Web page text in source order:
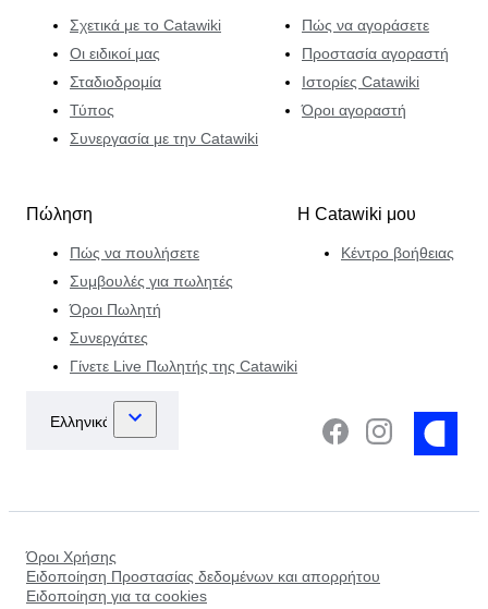
Σχετικά με το Catawiki
Οι ειδικοί μας
Σταδιοδρομία
Τύπος
Συνεργασία με την Catawiki
Πώς να αγοράσετε
Προστασία αγοραστή
Ιστορίες Catawiki
Όροι αγοραστή
Πώληση
Πώς να πουλήσετε
Συμβουλές για πωλητές
Όροι Πωλητή
Συνεργάτες
Γίνετε Live Πωλητής της Catawiki
Η Catawiki μου
Κέντρο βοήθειας
Όροι Χρήσης
Ειδοποίηση Προστασίας δεδομένων και απορρήτου
Ειδοποίηση για τα cookies